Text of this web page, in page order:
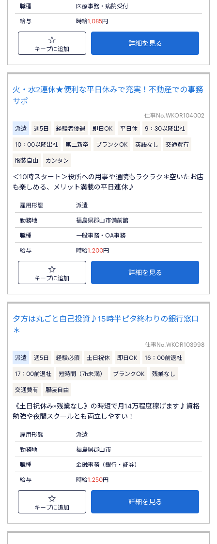
職種 医療事務・病院受付
給与 時給1,085円
キープに追加
詳細を見る
火・水2連休★便利な平日休みで充実！不動産での事務
サポ
仕事No.WKOR104002
派遣
週5日 経験者優遇 即日OK 平日休 9：30以降出社
10：00以降出社 第二新卒 ブランクOK 英語なし 交通費有
服装自由 カンタン
＜10時スタート＞役所への用事や通院もラクラク＊空いたお店
も楽しめる、メリット満載の平日連休♪
雇用形態 派遣
勤務地 福島県郡山市備前舘
職種 一般事務・OA事務
給与 時給1,200円
キープに追加
詳細を見る
夕方は丸ごと自己投資♪15時半ピタ終わりの銀行窓口
＊
仕事No.WKOR103998
派遣
週5日 経験必須 土日祝休 即日OK 16：00前退社
17：00前退社 短時間（7h未満） ブランクOK 残業なし
交通費有 服装自由
《土日祝休み×残業なし》の時短で月14万程度稼げます♪資格
勉強や夜間スクールとも両立しやすい！
雇用形態 派遣
勤務地 福島県郡山市
職種 金融事務（銀行・証券）
給与 時給1,250円
キープに追加
詳細を見る